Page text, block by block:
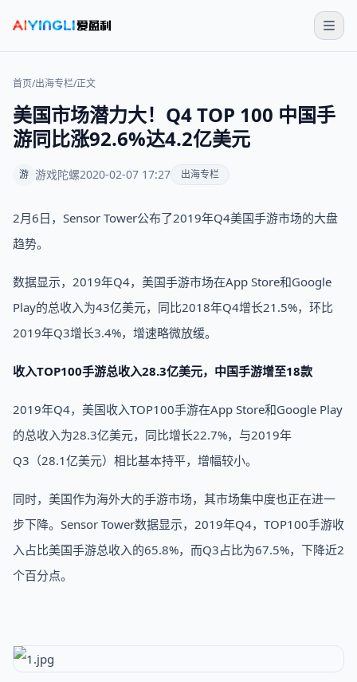
首页/出海专栏/正文
美国市场潜力大！Q4 TOP 100 中国手
游同比涨92.6%达4.2亿美元
游 游戏陀螺2020-02-07 17:27 出海专栏
2月6日，Sensor Tower公布了2019年Q4美国手游市场的大盘
趋势。
数据显示，2019年Q4，美国手游市场在App Store和Google
Play的总收入为43亿美元，同比2018年Q4增长21.5%，环比
2019年Q3增长3.4%，增速略微放缓。
收入TOP100手游总收入28.3亿美元，中国手游增至18款
2019年Q4，美国收入TOP100手游在App Store和Google Play
的总收入为28.3亿美元，同比增长22.7%，与2019年
Q3（28.1亿美元）相比基本持平，增幅较小。
同时，美国作为海外大的手游市场，其市场集中度也正在进一
步下降。Sensor Tower数据显示，2019年Q4，TOP100手游收
入占比美国手游总收入的65.8%，而Q3占比为67.5%，下降近2
个百分点。